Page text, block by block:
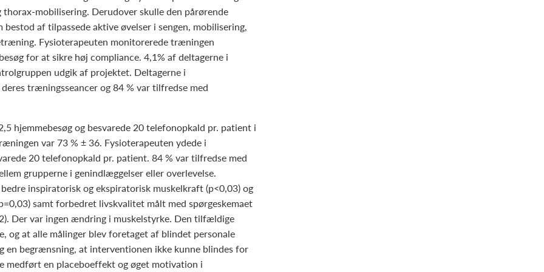
thorax-mobilisering. Derudover skulle den pårørende
af tilpassede aktive øvelser i sengen, mobilisering,
Fysioterapeuten monitorerede træningen
for at sikre høj compliance. 4,1% af deltagerne i
udgik af projektet. Deltagerne i
træningsseancer og 84 % var tilfredse med
hjemmebesøg og besvarede 20 telefonopkald pr. patient i
var 73 % ± 36. Fysioterapeuten ydede i
20 telefonopkald pr. patient. 84 % var tilfredse med
grupperne i genindlæggelser eller overlevelse.
inspiratorisk og ekspiratorisk muskelkraft (p<0,03) og
samt forbedret livskvalitet målt med spørgeskemaet
Der var ingen ændring i muskelstyrke. Den tilfældige
at alle målinger blev foretaget af blindet personale
begrænsning, at interventionen ikke kunne blindes for
medført en placeboeffekt og øget motivation i